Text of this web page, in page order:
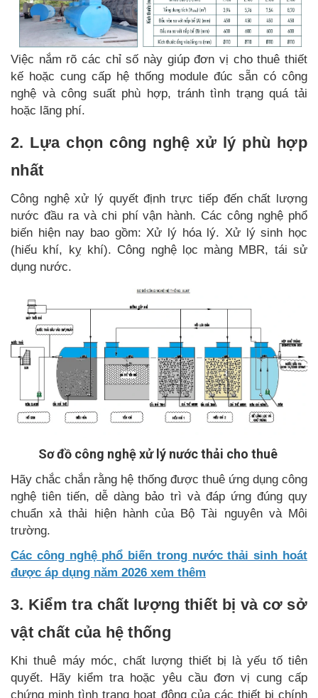
Việc nắm rõ các chỉ số này giúp đơn vị cho thuê thiết
kế hoặc cung cấp hệ thống module đúc sẵn có công
nghệ và công suất phù hợp, tránh tình trạng quá tải
hoặc lãng phí.
2. Lựa chọn công nghệ xử lý phù hợp
nhất
Công nghệ xử lý quyết định trực tiếp đến chất lượng
nước đầu ra và chi phí vận hành. Các công nghệ phổ
biến hiện nay bao gồm: Xử lý hóa lý. Xử lý sinh học
(hiếu khí, kỵ khí). Công nghệ lọc màng MBR, tái sử
dụng nước.
Sơ đồ công nghệ xử lý nước thải cho thuê
Hãy chắc chắn rằng hệ thống được thuê ứng dụng công
nghệ tiên tiến, dễ dàng bảo trì và đáp ứng đúng quy
chuẩn xả thải hiện hành của Bộ Tài nguyên và Môi
trường.
Các công nghệ phổ biến trong nước thải sinh hoát
được áp dụng năm 2026 xem thêm
3. Kiểm tra chất lượng thiết bị và cơ sở
vật chất của hệ thống
Khi thuê máy móc, chất lượng thiết bị là yếu tố tiên
quyết. Hãy kiểm tra hoặc yêu cầu đơn vị cung cấp
chứng minh tình trạng hoạt động của các thiết bị chính